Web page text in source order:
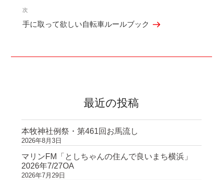
ビ
ゲ
投
次
の
次
手に取って欲しい自転車ルールブック
最近の投稿
本牧神社例祭・第461回お馬流し
2026年8月3日
マリンFM「としちゃんの住んで良いまち横浜」
2026年7/27OA
2026年7月29日